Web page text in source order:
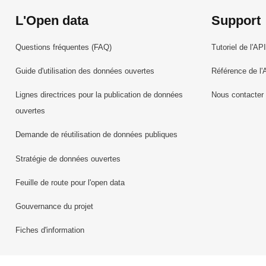
L'Open data
Questions fréquentes (FAQ)
Guide d'utilisation des données ouvertes
Lignes directrices pour la publication de données
ouvertes
Demande de réutilisation de données publiques
Stratégie de données ouvertes
Feuille de route pour l'open data
Gouvernance du projet
Fiches d'information
Support
Tutoriel de l'API
Référence de
Nous contacter